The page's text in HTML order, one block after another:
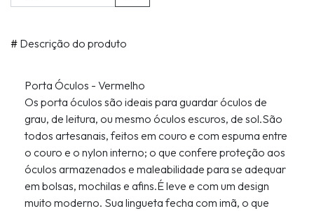
# Descrição do produto
Porta Óculos - Vermelho
Os porta óculos são ideais para guardar óculos de
grau, de leitura, ou mesmo óculos escuros, de sol.São
todos artesanais, feitos em couro e com espuma entre
o couro e o nylon interno; o que confere proteção aos
óculos armazenados e maleabilidade para se adequar
em bolsas, mochilas e afins.É leve e com um design
muito moderno. Sua lingueta fecha com imã, o que